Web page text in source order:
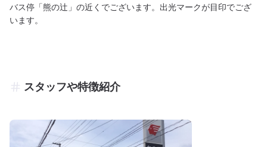
バス停「熊の辻」の近くでございます。出光マークが目印でござ
います。
スタッフや特徴紹介